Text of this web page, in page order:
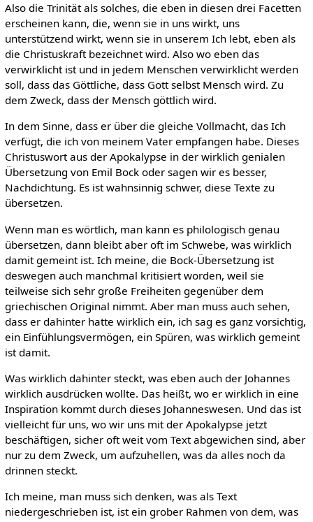
Also die Trinität als solches, die eben in diesen drei Facetten
erscheinen kann, die, wenn sie in uns wirkt, uns
unterstützend wirkt, wenn sie in unserem Ich lebt, eben als
die Christuskraft bezeichnet wird. Also wo eben das
verwirklicht ist und in jedem Menschen verwirklicht werden
soll, dass das Göttliche, dass Gott selbst Mensch wird. Zu
dem Zweck, dass der Mensch göttlich wird.
In dem Sinne, dass er über die gleiche Vollmacht, das Ich
verfügt, die ich von meinem Vater empfangen habe. Dieses
Christuswort aus der Apokalypse in der wirklich genialen
Übersetzung von Emil Bock oder sagen wir es besser,
Nachdichtung. Es ist wahnsinnig schwer, diese Texte zu
übersetzen.
Wenn man es wörtlich, man kann es philologisch genau
übersetzen, dann bleibt aber oft im Schwebe, was wirklich
damit gemeint ist. Ich meine, die Bock-Übersetzung ist
deswegen auch manchmal kritisiert worden, weil sie
teilweise sich sehr große Freiheiten gegenüber dem
griechischen Original nimmt. Aber man muss auch sehen,
dass er dahinter hatte wirklich ein, ich sag es ganz vorsichtig,
ein Einfühlungsvermögen, ein Spüren, was wirklich gemeint
ist damit.
Was wirklich dahinter steckt, was eben auch der Johannes
wirklich ausdrücken wollte. Das heißt, wo er wirklich in eine
Inspiration kommt durch dieses Johanneswesen. Und das ist
vielleicht für uns, wo wir uns mit der Apokalypse jetzt
beschäftigen, sicher oft weit vom Text abgewichen sind, aber
nur zu dem Zweck, um aufzuhellen, was da alles noch da
drinnen steckt.
Ich meine, man muss sich denken, was als Text
niedergeschrieben ist, ist ein grober Rahmen von dem, was